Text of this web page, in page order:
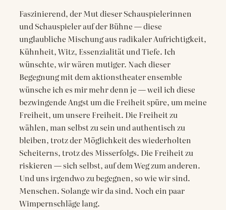
Faszinierend, der Mut dieser Schauspielerinnen
und Schauspieler auf der Bühne — diese
unglaubliche Mischung aus radikaler Aufrichtigkeit,
Kühnheit, Witz, Essenzialität und Tiefe. Ich
wünschte, wir wären mutiger. Nach dieser
Begegnung mit dem aktionstheater ensemble
wünsche ich es mir mehr denn je — weil ich diese
bezwingende Angst um die Freiheit spüre, um meine
Freiheit, um unsere Freiheit. Die Freiheit zu
wählen, man selbst zu sein und authentisch zu
bleiben, trotz der Möglichkeit des wiederholten
Scheiterns, trotz des Misserfolgs. Die Freiheit zu
riskieren — sich selbst, auf dem Weg zum anderen.
Und uns irgendwo zu begegnen, so wie wir sind.
Menschen. Solange wir da sind. Noch ein paar
Wimpernschläge lang.